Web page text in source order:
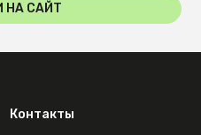
НА САЙТ
Контакты